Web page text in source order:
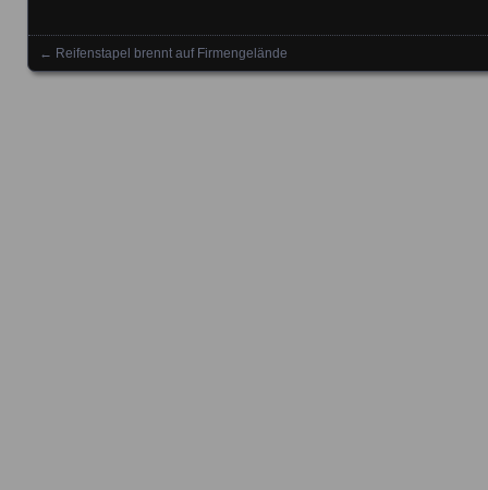
Posts navigation
← Reifenstapel brennt auf Firmengelände